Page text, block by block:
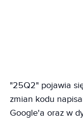
"25Q2" pojawia
zmian kodu
Google'a oraz w